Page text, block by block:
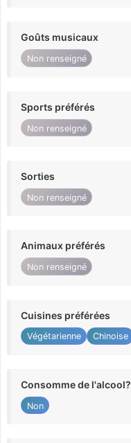
Goûts musicaux
Non renseigné
Sports préférés
Non renseigné
Sorties
Non renseigné
Animaux préférés
Non renseigné
Cuisines préférées
Végétarienne Chinoise
Consomme de l'alcool?
Non